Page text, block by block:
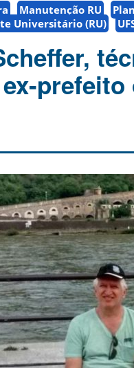
Manutenção RU
Universitário (RU)
prefeito